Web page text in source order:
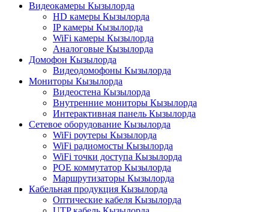
Видеокамеры Кызылорда
HD камеры Кызылорда
IP камеры Кызылорда
WiFi камеры Кызылорда
Аналоговые Кызылорда
Домофон Кызылорда
Видеодомофоны Кызылорда
Мониторы Кызылорда
Видеостена Кызылорда
Внутренние мониторы Кызылорда
Интерактивная панель Кызылорда
Сетевое оборудование Кызылорда
WiFi роутеры Кызылорда
WiFi радиомосты Кызылорда
WiFi точки доступа Кызылорда
POE коммутатор Кызылорда
Маршрутизаторы Кызылорда
Кабельная продукция Кызылорда
Оптические кабеля Кызылорда